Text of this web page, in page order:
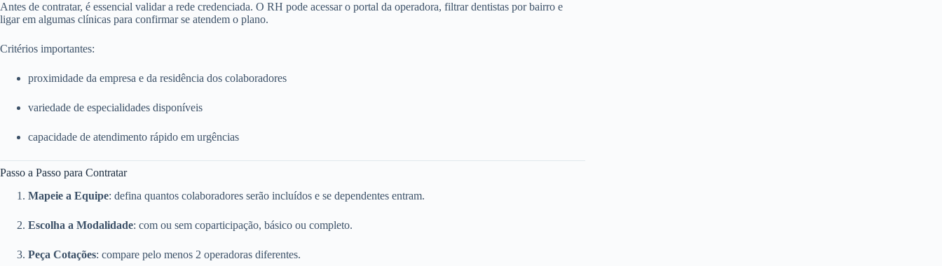
Antes de contratar, é essencial validar a rede credenciada. O RH pode acessar o portal da operadora, filtrar dentistas por bairro e
ligar em algumas clínicas para confirmar se atendem o plano.
Critérios importantes:
proximidade da empresa e da residência dos colaboradores
variedade de especialidades disponíveis
capacidade de atendimento rápido em urgências
Passo a Passo para Contratar
Mapeie a Equipe: defina quantos colaboradores serão incluídos e se dependentes entram.
Escolha a Modalidade: com ou sem coparticipação, básico ou completo.
Peça Cotações: compare pelo menos 2 operadoras diferentes.